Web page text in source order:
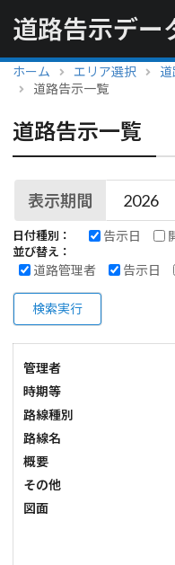
道路告示デー
ホーム エリア選択
道路告示一覧
道路告示一覧
表示期間
日付種別： 告示日
並び替え：
道路管理者 告示日
検索実行
管理者
時期等
路線種別
路線名
概要
その他
図面